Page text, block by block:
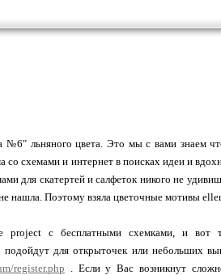
№6" льняного цвета. Это мы с вами знаем
со схемами и интернет в поисках идеи и
для скатертей и салфеток никого не
нашла. Поэтому взяла цветочные мотивы
project с бесплатными схемками, и вот
для открыточек или небольших
register.php . Если у Вас возникнут